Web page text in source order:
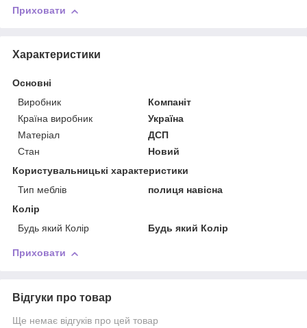
Приховати
Характеристики
Основні
Виробник
Компаніт
Країна виробник
Україна
Матеріал
ДСП
Стан
Новий
Користувальницькі характеристики
Тип меблів
полиця навісна
Колір
Будь який Колір
Будь який Колір
Приховати
Відгуки про товар
Ще немає відгуків про цей товар